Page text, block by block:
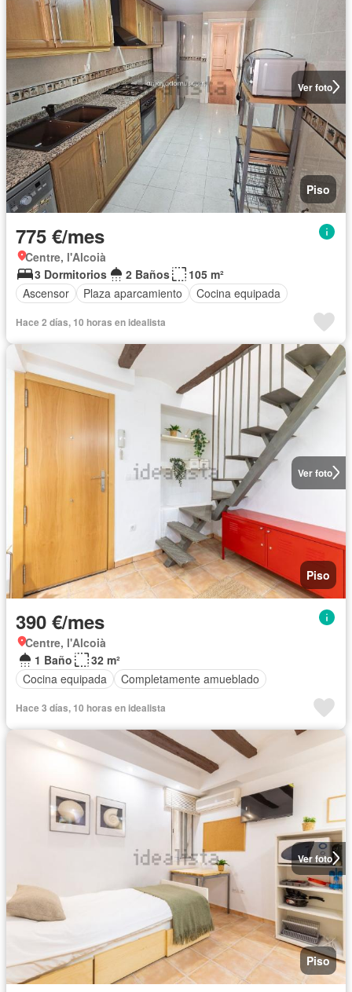
Ver foto
Piso
775 €/mes
Centre, l'Alcoià
3 Dormitorios
2 Baños
105 m²
Ascensor
Plaza aparcamiento Cocina equipada
Hace 2 días, 10 horas en idealista
Ver foto
Piso
390 €/mes
Centre, l'Alcoià
1 Baño
32 m²
Cocina equipada
Completamente amueblado
Hace 3 días, 10 horas en idealista
Ver foto
Piso